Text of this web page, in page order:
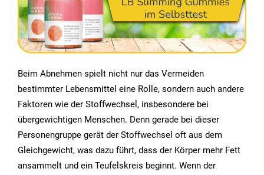
Beim Abnehmen spielt nicht nur das Vermeiden
bestimmter Lebensmittel eine Rolle, sondern auch andere
Faktoren wie der Stoffwechsel, insbesondere bei
übergewichtigen Menschen. Denn gerade bei dieser
Personengruppe gerät der Stoffwechsel oft aus dem
Gleichgewicht, was dazu führt, dass der Körper mehr Fett
ansammelt und ein Teufelskreis beginnt. Wenn der